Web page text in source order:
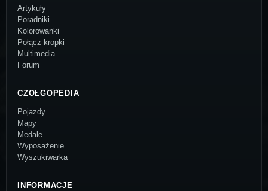
Artykuły
Poradniki
Kolorowanki
Połącz kropki
Multimedia
Forum
CZOŁGOPEDIA
Pojazdy
Mapy
Medale
Wyposażenie
Wyszukiwarka
INFORMACJE